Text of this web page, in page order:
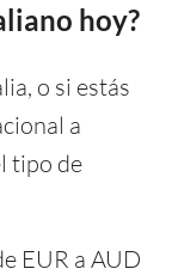
hoy?
o si estás
a
tipo de
EUR a AUD